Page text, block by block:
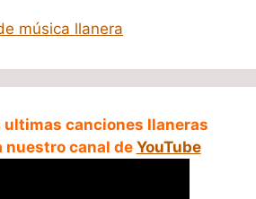
música llanera
ultimas canciones llaneras
nuestro canal de YouTube